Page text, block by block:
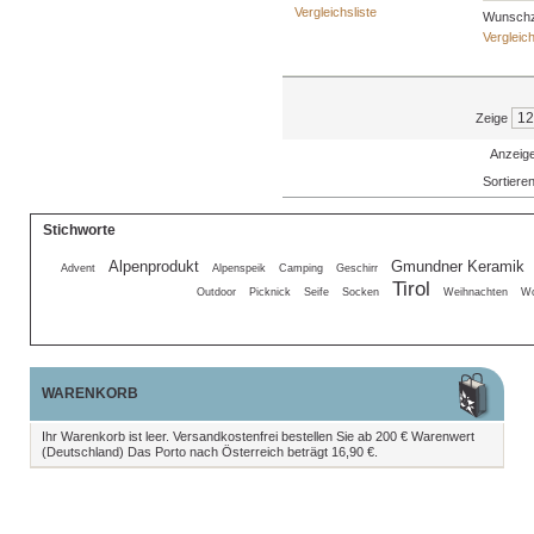
Vergleichsliste
Zeige
Stichworte
Advent Alpenprodukt Alpenspeik Camping Geschirr Gmundner Keramik
Outdoor Picknick Seife Socken Tirol Weihnachten
WARENKORB
Ihr Warenkorb ist leer. Versandkostenfrei bestellen Sie ab 200 € Warenwert
(Deutschland) Das Porto nach Österreich beträgt 16,90 €.